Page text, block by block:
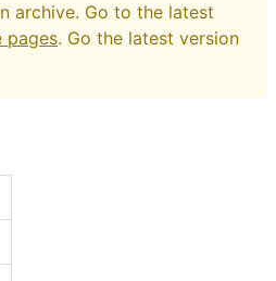
archive. Go to the latest
pages. Go the latest version